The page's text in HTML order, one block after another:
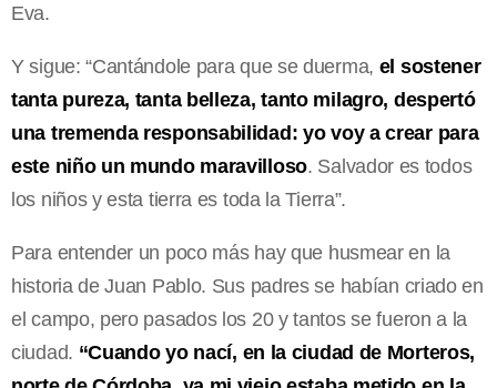
Eva.
Y sigue: “Cantándole para que se duerma, el sostener
tanta pureza, tanta belleza, tanto milagro, despertó
una tremenda responsabilidad: yo voy a crear para
este niño un mundo maravilloso. Salvador es todos
los niños y esta tierra es toda la Tierra”.
Para entender un poco más hay que husmear en la
historia de Juan Pablo. Sus padres se habían criado en
el campo, pero pasados los 20 y tantos se fueron a la
ciudad. “Cuando yo nací, en la ciudad de Morteros,